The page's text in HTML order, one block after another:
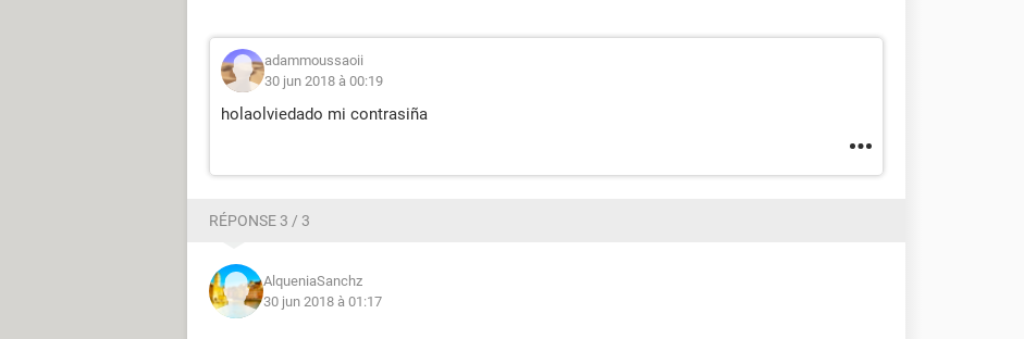
adammoussaoii
30 jun 2018 à 00:19
holaolviedado mi contrasiña
RÉPONSE 3 / 3
AlqueniaSanchz
30 jun 2018 à 01:17